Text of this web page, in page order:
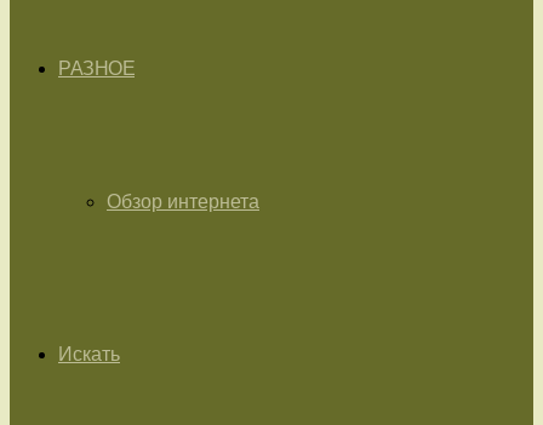
РАЗНОЕ
Обзор интернета
Искать